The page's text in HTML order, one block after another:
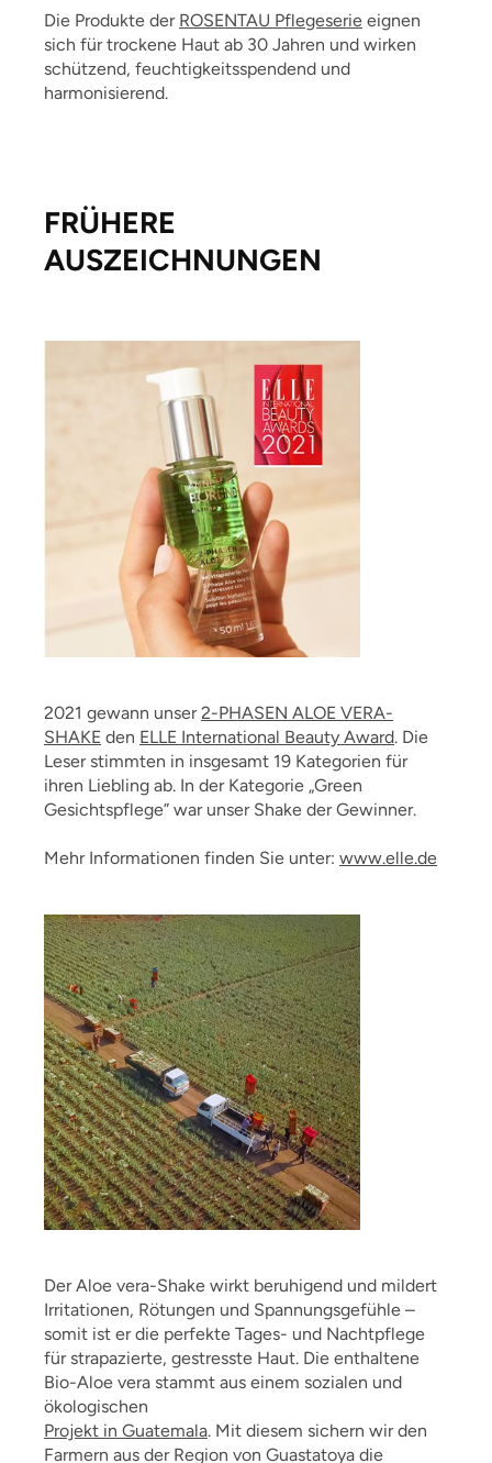
Die Produkte der ROSENTAU Pflegeserie eignen
sich für trockene Haut ab 30 Jahren und wirken
schützend, feuchtigkeitsspendend und
harmonisierend.
FRÜHERE
AUSZEICHNUNGEN
2021 gewann unser2-PHASEN ALOE VERA-
SHAKE den ELLE International Beauty Award. Die
Leser stimmten in insgesamt 19 Kategorien für
ihren Liebling ab. In der Kategorie „Green
Gesichtspflege” war unser Shake der Gewinner.
Mehr Informationen finden Sie unter: www.elle.de
Der Aloe vera-Shake wirkt beruhigend und mildert
Irritationen, Rötungen und Spannungsgefühle –
somit ist er die perfekte Tages- und Nachtpflege
für strapazierte, gestresste Haut. Die enthaltene
Bio-Aloe vera stammt aus einem sozialen und
ökologischen
Projekt in Guatemala. Mit diesem sichern wir den
Farmern aus der Region von Guastatoya die